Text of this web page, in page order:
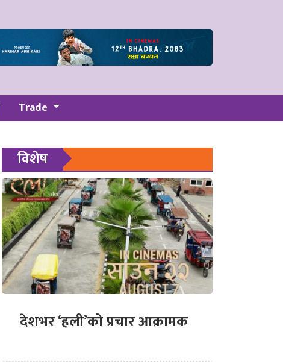
Trade
विशेष
देशभर ‘हली’को प्रचार आक्रामक